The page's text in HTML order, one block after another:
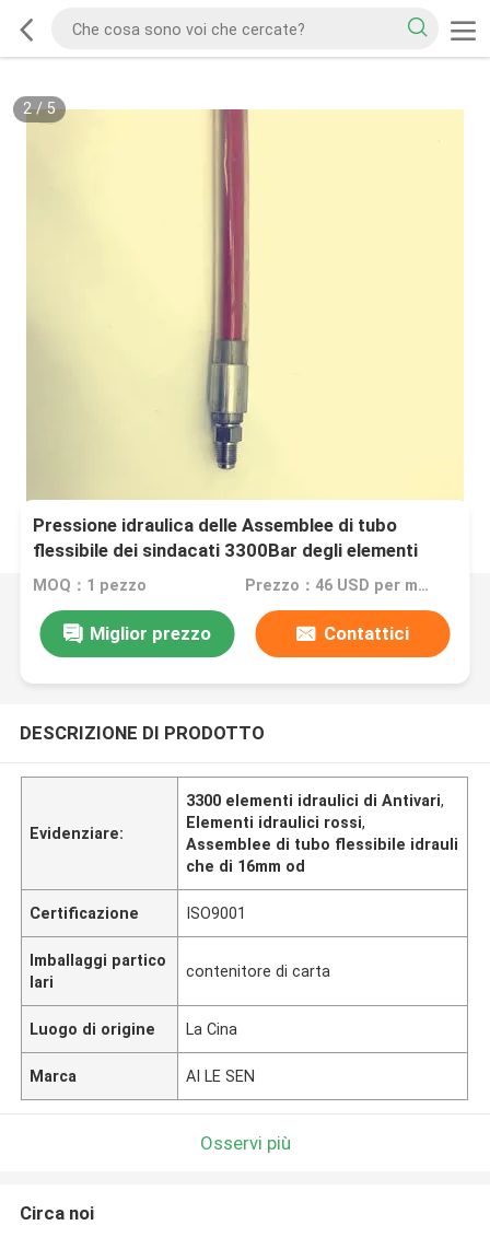
2/5
Pressione idraulica delle Assemblee di tubo
flessibile dei sindacati 3300Bar degli elementi
idraulici del tubo flessibile
MOQ：1 pezzo Prezzo：46 USD per meter
Miglior prezzo Contattici
DESCRIZIONE DI PRODOTTO
Evidenziare:
3300 elementi idraulici di Antivari,
Elementi idraulici rossi,
Assemblee di tubo flessibile idrauli
che di 16mm od
Certificazione ISO9001
Imballaggi partico
lari
contenitore di carta
Luogo di origine La Cina
Marca AI LE SEN
Osservi più
Circa noi